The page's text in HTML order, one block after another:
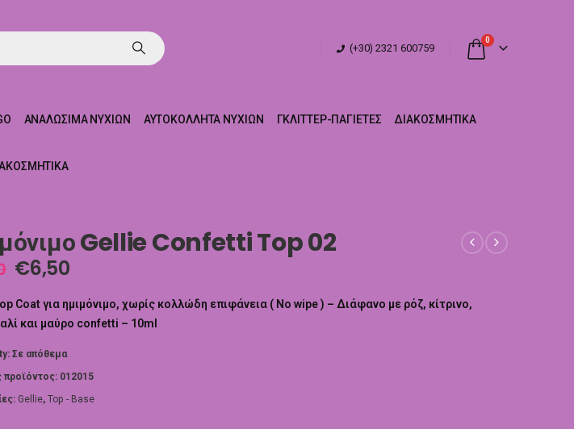
(+30) 2321 600759
0
ΑΝΑΛΏΣΙΜΑ ΝΥΧΙΏΝ ΑΥΤΟΚΌΛΛΗΤΑ ΝΥΧΙΏΝ ΓΚΛΊΤΤΕΡ-ΠΑΓΙΈΤΕΣ ΔΙΑΚΟΣΜΗΤΙΚΆ
Gellie Confetti Top 02
€6,50
Coat για ημιμόνιμο, χωρίς κολλώδη επιφάνεια ( No wipe ) – Διάφανο με ρόζ, κίτρινο,
και μαύρο confetti – 10ml
Σε απόθεμα
προϊόντος: 012015
Gellie, Top - Base